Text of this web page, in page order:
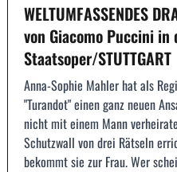
WELTUMFASSENDES
von Giacomo Puccini in
Staatsoper/STUTTGART
Anna-Sophie Mahler hat als
"Turandot" einen ganz neuen
nicht mit einem Mann
Schutzwall von drei Rätseln
bekommt sie zur Frau. Wer